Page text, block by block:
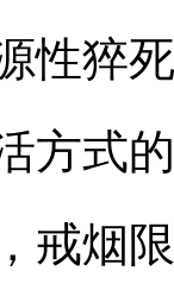
猝死
方式
戒烟